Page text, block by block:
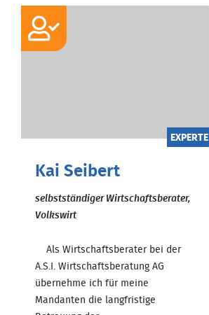
EXPERTE
Kai Seibert
selbstständiger Wirtschaftsberater,
Volkswirt
Als Wirtschaftsberater bei der
A.S.I. Wirtschaftsberatung AG
übernehme ich für meine
Mandanten die langfristige